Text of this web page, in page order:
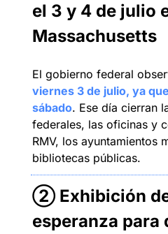
el 3 y 4 de julio
Massachusetts
El gobierno federal
viernes 3 de julio, ya
sábado. Ese día cierran
federales, las oficinas y
RMV, los ayuntamientos
bibliotecas públicas.
② Exhibición
esperanza para